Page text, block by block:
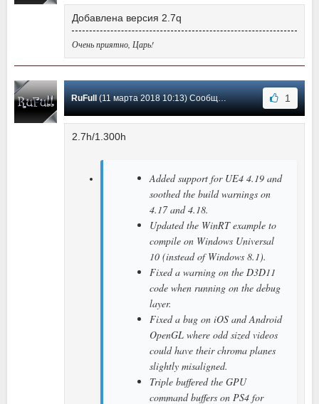
Добавлена версия 2.7q
Очень приятно, Царь!
RuFull (11 марта 2018 10:13) Сообщение #65 1
2.7h/1.300h
Added support for UE4 4.19 and
soothed the build warnings on
4.17 and 4.18.
Updated the WinRT example to
compile on Windows Universal
10 (instead of Windows 8.1).
Fixed a warning on the D3D11
code when running on the debug
layer.
Fixed a bug on iOS and Android
OpenGL where odd sized videos
could have their chroma planes
slightly misaligned.
Triple buffered the GPU
command buffers on PS4 for